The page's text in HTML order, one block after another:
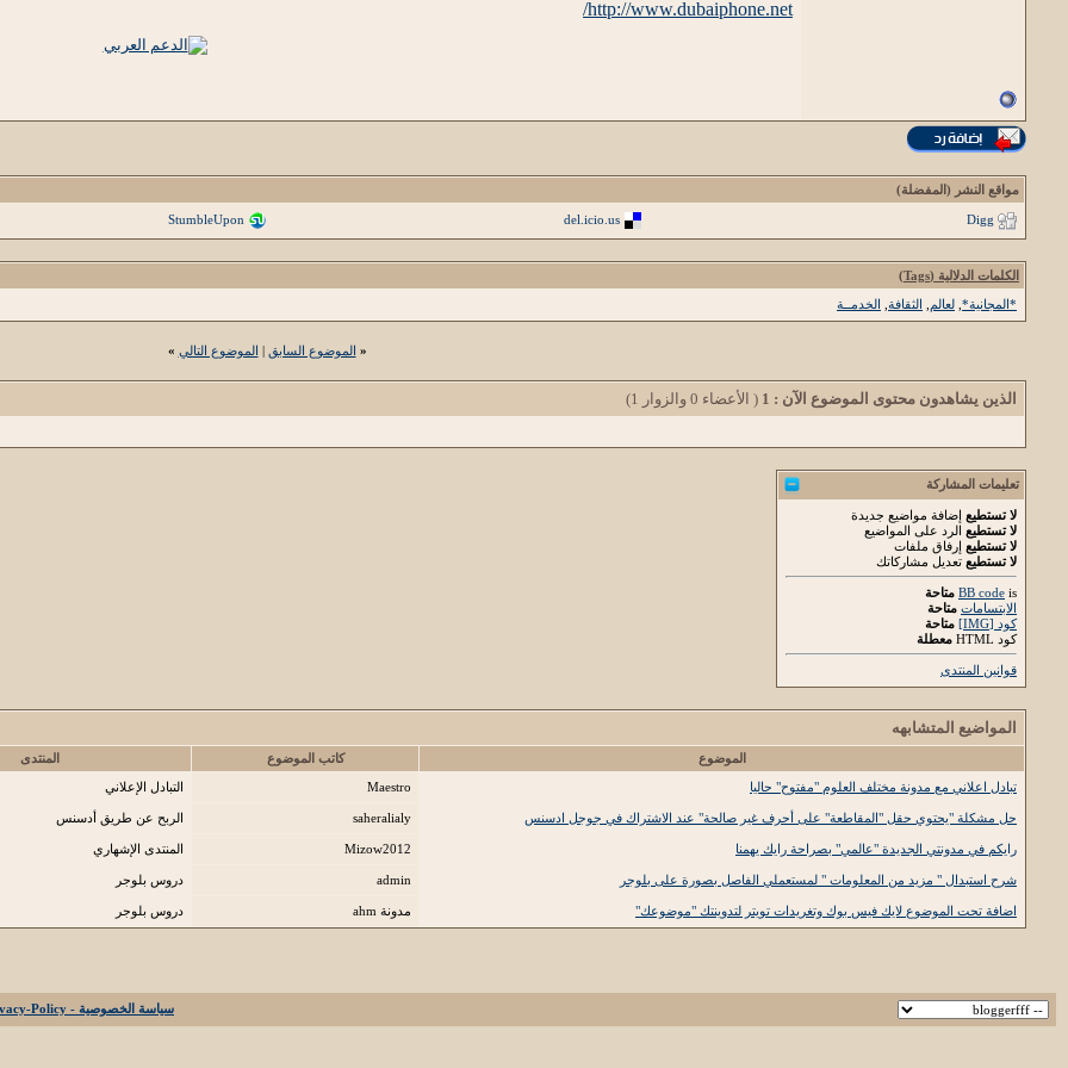
http://www.dubaiphone.net/
مواقع النشر (المفضلة)
Digg
del.icio.us
StumbleUpon
الكلمات الدلالية (Tags)
*المجانية* لعالم الثقافة الخدمــة
« الموضوع السابق | الموضوع التالي »
الذين يشاهدون محتوى الموضوع الآن : 1 ( الأعضاء 0 والزوار 1)
تعليمات المشاركة
لا تستطيع إضافة مواضيع جديدة
لا تستطيع الرد على المواضيع
لا تستطيع إرفاق ملفات
لا تستطيع تعديل مشاركاتك
BB code is
متاحة
الابتسامات متاحة
كود [IMG]
متاحة
كود HTML
معطلة
قوانين المنتدى
المواضيع المتشابهه
الموضوع كاتب الموضوع المنتدى
تبادل اعلاني مع مدونة مختلف العلوم "مفتوح" حاليا
Maestro التبادل الإعلاني
حل مشكلة "يحتوي حقل "المقاطعة" على أحرف غير صالحة" عند الاشتراك في جوجل ادسنس saheralialy الربح عن طريق أدسنس
رايكم في مدونتي الجديدة "عالمي" بصراحة رايك يهمنا Mizow2012 المنتدى الإشهاري
شرح استبدال " مزيد من المعلومات " لمستعملي الفاصل بصورة على بلوجر admin دروس بلوجر
اضافة تحت الموضوع لايك فيس بوك وتغريدات تويتر لتدوينتك "موضوعك" مدونة ahm دروس بلوجر
سياسة الخصوصية - Privacy-Policy